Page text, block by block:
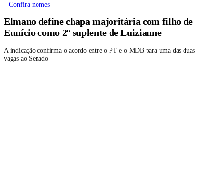
Confira nomes
Elmano define chapa majoritária com filho de
Eunício como 2º suplente de Luizianne
A indicação confirma o acordo entre o PT e o MDB para uma das duas
vagas ao Senado